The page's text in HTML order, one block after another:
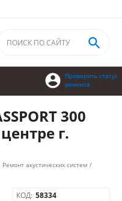
Проверить статус
ремонта


300
г.
Ремонт акустических систем /
КОД: 58334